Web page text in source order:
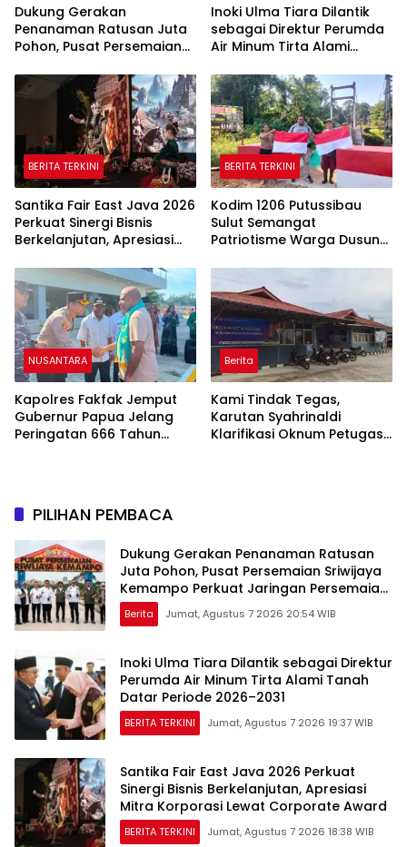
Dukung Gerakan
Penanaman Ratusan Juta
Pohon, Pusat Persemaian
Perkuat Jaringan
Persemaian Nasional*
Inoki Ulma Tiara Dilantik
sebagai Direktur Perumda
Air Minum Tirta Alami
2026–2031
BERITA TERKINI
Santika Fair East Java 2026
Perkuat Sinergi Bisnis
Berkelanjutan, Apresiasi
Corporate Award
BERITA TERKINI
Kodim 1206 Putussibau
Sulut Semangat
Patriotisme Warga Dusun
Bendera Merah Putih
NUSANTARA
Kapolres Fakfak Jemput
Gubernur Papua Jelang
Peringatan 666 Tahun
Berita
Kami Tindak Tegas,
Karutan Syahrinaldi
Klarifikasi Oknum Petugas
PILIHAN PEMBACA
Dukung Gerakan Penanaman Ratusan
Juta Pohon, Pusat Persemaian Sriwijaya
Kemampo Perkuat Jaringan Persemaian
Nasional*
Berita Jumat, Agustus 7 2026 20:54 WIB
Inoki Ulma Tiara Dilantik sebagai Direktur
Perumda Air Minum Tirta Alami Tanah
Datar Periode 2026–2031
BERITA TERKINI Jumat, Agustus 7 2026 19:37 WIB
Santika Fair East Java 2026 Perkuat
Sinergi Bisnis Berkelanjutan, Apresiasi
Mitra Korporasi Lewat Corporate Award
BERITA TERKINI Jumat, Agustus 7 2026 18:38 WIB